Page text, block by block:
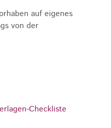
auf eigenes
von der
Checkliste